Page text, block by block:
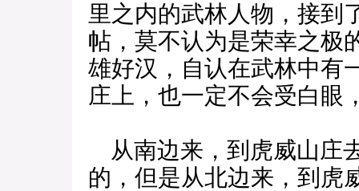
里之内的武林人物，接到
帖，莫不认为是荣幸之极
雄好汉，自认在武林中有
庄上，也一定不会受白眼
从南边来，到虎威山庄
的，但是从北边来，到虎